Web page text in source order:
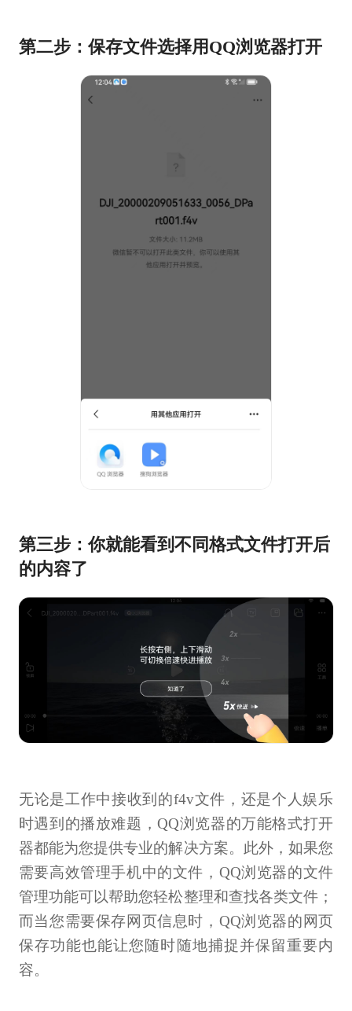
第二步：保存文件选择用QQ浏览器打开
第三步：你就能看到不同格式文件打开后
的内容了
无论是工作中接收到的f4v文件，还是个人娱乐
时遇到的播放难题，QQ浏览器的万能格式打开
器都能为您提供专业的解决方案。此外，如果您
需要高效管理手机中的文件，QQ浏览器的文件
管理功能可以帮助您轻松整理和查找各类文件；
而当您需要保存网页信息时，QQ浏览器的网页
保存功能也能让您随时随地捕捉并保留重要内
容。